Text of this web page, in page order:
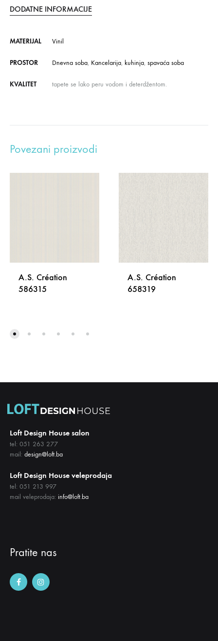
DODATNE INFORMACIJE
MATERIJAL Vinil
PROSTOR Dnevna soba, Kancelarija, kuhinja, spavaća soba
KVALITET tapete se lako peru vodom i deterdžentom.
Povezani proizvodi
A.S. Création
586315
A.S. Création
658319
Loft Design House salon
tel: 051 263 277
mail: design@loft.ba
Loft Design House veleprodaja
tel: 051 213 997
mail veleprodaja: info@loft.ba
Pratite nas